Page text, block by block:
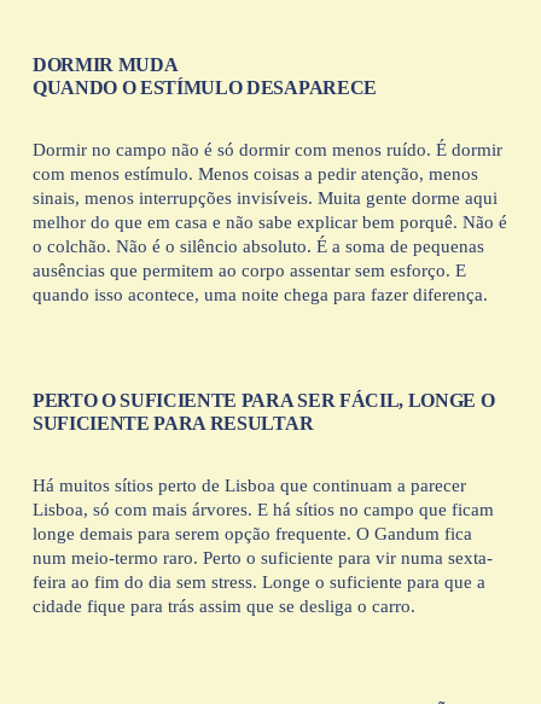
DORMIR MUDA
QUANDO O ESTÍMULO DESAPARECE
Dormir no campo não é só dormir com menos ruído. É dormir
com menos estímulo. Menos coisas a pedir atenção, menos
sinais, menos interrupções invisíveis. Muita gente dorme aqui
melhor do que em casa e não sabe explicar bem porquê. Não é
o colchão. Não é o silêncio absoluto. É a soma de pequenas
ausências que permitem ao corpo assentar sem esforço. E
quando isso acontece, uma noite chega para fazer diferença.
PERTO O SUFICIENTE PARA SER FÁCIL, LONGE O
SUFICIENTE PARA RESULTAR
Há muitos sítios perto de Lisboa que continuam a parecer
Lisboa, só com mais árvores. E há sítios no campo que ficam
longe demais para serem opção frequente. O Gandum fica
num meio-termo raro. Perto o suficiente para vir numa sexta-
feira ao fim do dia sem stress. Longe o suficiente para que a
cidade fique para trás assim que se desliga o carro.